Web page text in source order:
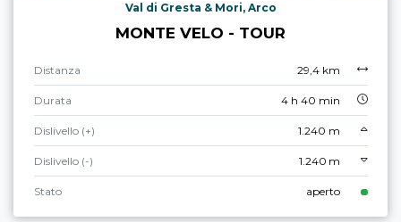
Val di Gresta & Mori, Arco
MONTE VELO - TOUR
Distanza 29,4 km
Durata 4 h 40 min
Dislivello (+) 1.240 m
Dislivello (-) 1.240 m
Stato aperto